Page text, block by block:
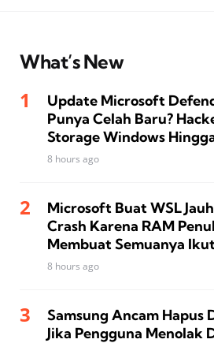
What’s New
Update Microsoft
Punya Celah Baru?
Storage Windows
8 hours ago
Microsoft Buat WSL
Crash Karena RAM
Membuat Semuanya
8 hours ago
Samsung Ancam Hapus
Jika Pengguna Menolak